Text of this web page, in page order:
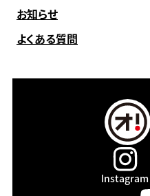
お知らせ
よくある質問
Instagram